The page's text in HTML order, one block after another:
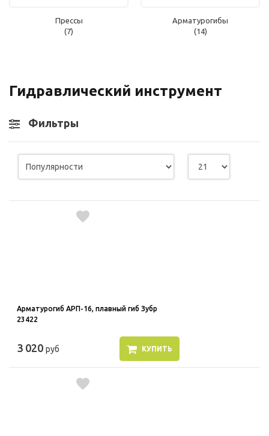
Прессы
(7)
Арматурогибы
(14)
Гидравлический инструмент
Фильтры
Арматурогиб АРП-16, плавный гиб Зубр
23422
3 020 руб КУПИТЬ